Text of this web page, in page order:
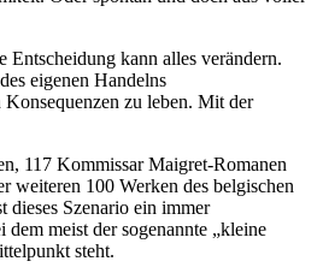
Entscheidung kann alles verändern.
eigenen Handelns
zu leben. Mit der
117 Kommissar Maigret-Romanen
weiteren 100 Werken des belgischen
dieses Szenario ein immer
dem meist der sogenannte „kleine
steht.